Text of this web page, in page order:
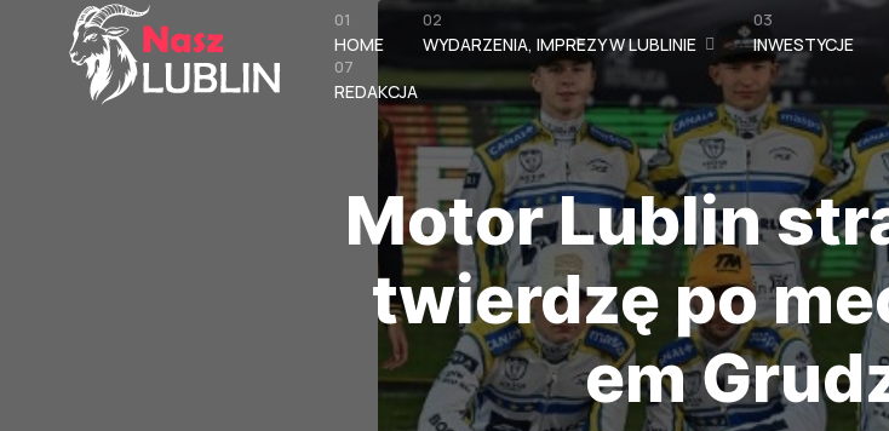
HOME
01
WYDARZENIA, IMPREZY W LUBLINIE
02
INWESTYCJE
03
REDAKCJA
07
Motor Lublin
twierdzę po
em